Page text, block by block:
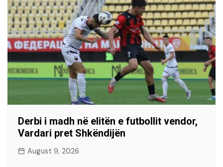
Derbi i madh në elitën e futbollit vendor,
Vardari pret Shkëndijën
August 9, 2026